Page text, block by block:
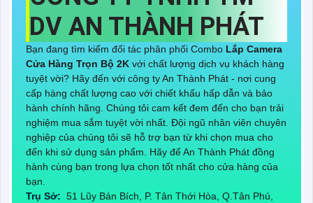
DV AN THÀNH PHÁT
Bạn đang tìm kiếm đối tác phân phối Combo Lắp Camera
Cửa Hàng Trọn Bộ 2K với chất lượng dịch vụ khách hàng
tuyệt vời? Hãy đến với công ty An Thành Phát - nơi cung
cấp hàng chất lượng cao với chiết khấu hấp dẫn và bảo
hành chính hãng. Chúng tôi cam kết đem đến cho bạn trải
nghiệm mua sắm tuyệt vời nhất. Đội ngũ nhân viên chuyên
nghiệp của chúng tôi sẽ hỗ trợ bạn từ khi chọn mua cho
đến khi sử dụng sản phẩm. Hãy để An Thành Phát đồng
hành cùng bạn trong lựa chọn tốt nhất cho cửa hàng của
bạn.
Trụ Sở: 51 Lũy Bán Bích, P. Tân Thới Hòa, Q.Tân Phú,